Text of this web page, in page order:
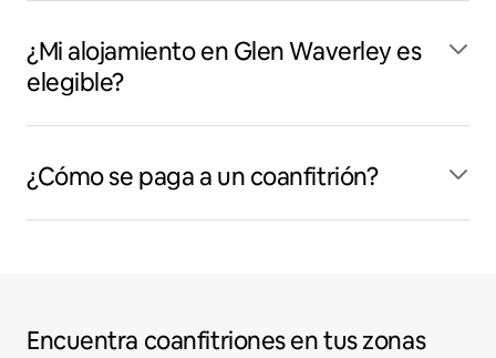
¿Mi alojamiento en Glen Waverley es
elegible?
¿Cómo se paga a un coanfitrión?
Encuentra coanfitriones en tus zonas